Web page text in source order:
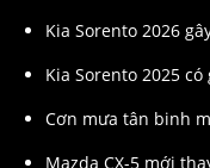
Kia Sorento 2026
Kia Sorento 2025
Cơn mưa tân binh
Mazda CX-5 mới